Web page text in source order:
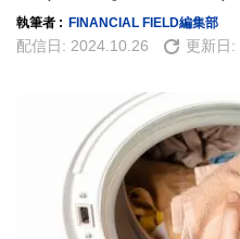
執筆者 : FINANCIAL FIELD編集部
配信日: 2024.10.26 更新日: